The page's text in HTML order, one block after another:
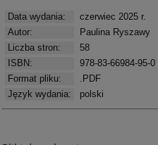
Data wydania:
czerwiec 2025 r.
Autor:
Paulina Ryszawy
Liczba stron:
58
ISBN:
978-83-66984-95-0
Format pliku:
.PDF
Język wydania:
polski